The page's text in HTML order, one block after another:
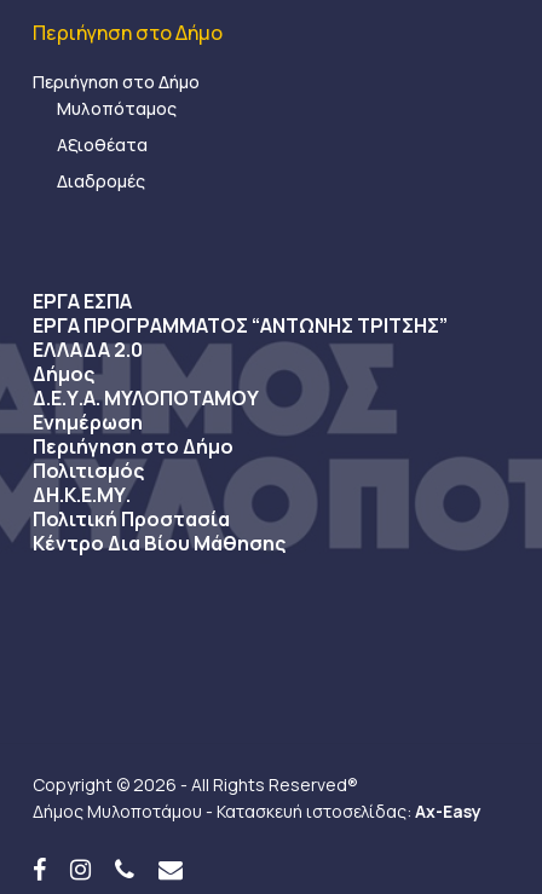
Περιήγηση στο Δήμο
Περιήγηση στο Δήμο
Μυλοπόταμος
Αξιοθέατα
Διαδρομές
ΕΡΓΑ ΕΣΠΑ
ΕΡΓΑ ΠΡΟΓΡΑΜΜΑΤΟΣ “ΑΝΤΩΝΗΣ ΤΡΙΤΣΗΣ”
ΕΛΛΑΔΑ 2.0
Δήμος
Δ.Ε.Υ.Α. ΜΥΛΟΠΟΤΑΜΟΥ
Ενημέρωση
Περιήγηση στο Δήμο
Πολιτισμός
ΔΗ.Κ.Ε.ΜΥ.
Πολιτική Προστασία
Κέντρο Δια Βίου Μάθησης
Copyright © 2026 - All Rights Reserved®
Δήμος Μυλοποτάμου - Κατασκευή ιστοσελίδας: Ax-Easy
facebookinstagramphoneemail